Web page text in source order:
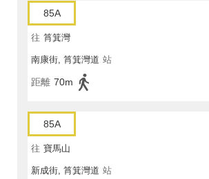
85A
往 筲箕灣
南康街, 筲箕灣道 站
距離 70m
85A
往 寶馬山
新成街, 筲箕灣道 站